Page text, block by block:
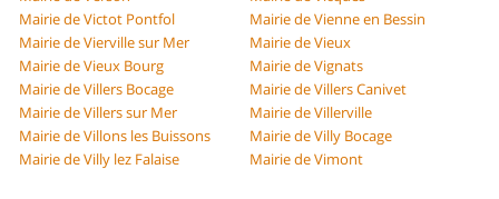
Mairie de Victot Pontfol
Mairie de Vienne en Bessin
Mairie de Vierville sur Mer
Mairie de Vieux
Mairie de Vieux Bourg
Mairie de Vignats
Mairie de Villers Bocage
Mairie de Villers Canivet
Mairie de Villers sur Mer
Mairie de Villerville
Mairie de Villons les Buissons
Mairie de Villy Bocage
Mairie de Villy lez Falaise
Mairie de Vimont